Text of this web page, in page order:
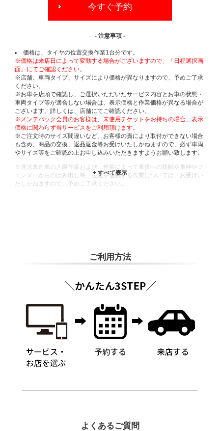
今すぐ予約
- 注意事項 -
価格は、タイヤの位置交換作業1台分です。
※価格は来店日によって変動する場合がございますので、「日程選択画
面」にてご確認ください。
※店舗、車両タイプ、サイズにより価格が異なりますので、予めご了承
ください。
※お車を店頭で確認し、ご選択いただいたサービス内容とお車の状態・
車両タイプ等が適合しない場合は、表示価格と作業価格が異なる場合が
ございます。詳しくは、店舗にてご確認ください。
※メンテパック会員のお客様は、未使用チケットをお持ちの場合、表示
価格に関わらず当サービスをご利用頂けます。
※ご注文時のサイズ間違いなど、お客様の責により取付ができない場合
も含め、商品の交換、返品返金等お受けいたしかねますので、必ず車両
やサイズ等をご確認の上お申し込みいただきますようお願い致します。
※違法改造車の入庫作業および、作業によって車体への接触や車枠やフ
ェンダーからのはみ出し等、法規を逸脱する作業については、お受けい
たしかねますので、予めご了承ください。
ご利用方法
よくあるご質問